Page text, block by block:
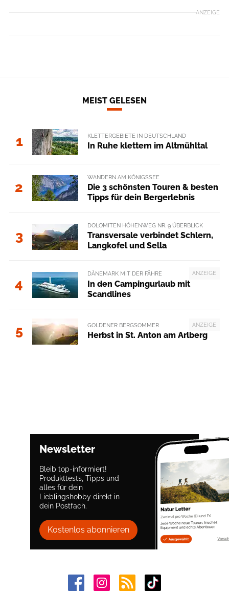
ANZEIGE
MEIST GELESEN
1 KLETTERGEBIETE IN DEUTSCHLAND
In Ruhe klettern im Altmühltal
2
WANDERN AM KÖNIGSSEE
Die 3 schönsten Touren & besten
Tipps für dein Bergerlebnis
3
DOLOMITEN HÖHENWEG NR. 9 ÜBERBLICK
Transversale verbindet Schlern,
Langkofel und Sella
4
ANZEIGE
DÄNEMARK MIT DER FÄHRE
In den Campingurlaub mit
Scandlines
5 ANZEIGE
GOLDENER BERGSOMMER
Herbst in St. Anton am Arlberg
Newsletter
Bleib top-informiert!
Produkttests, Tipps und
alles für dein
Lieblingshobby direkt in
dein Postfach.
Kostenlos abonnieren